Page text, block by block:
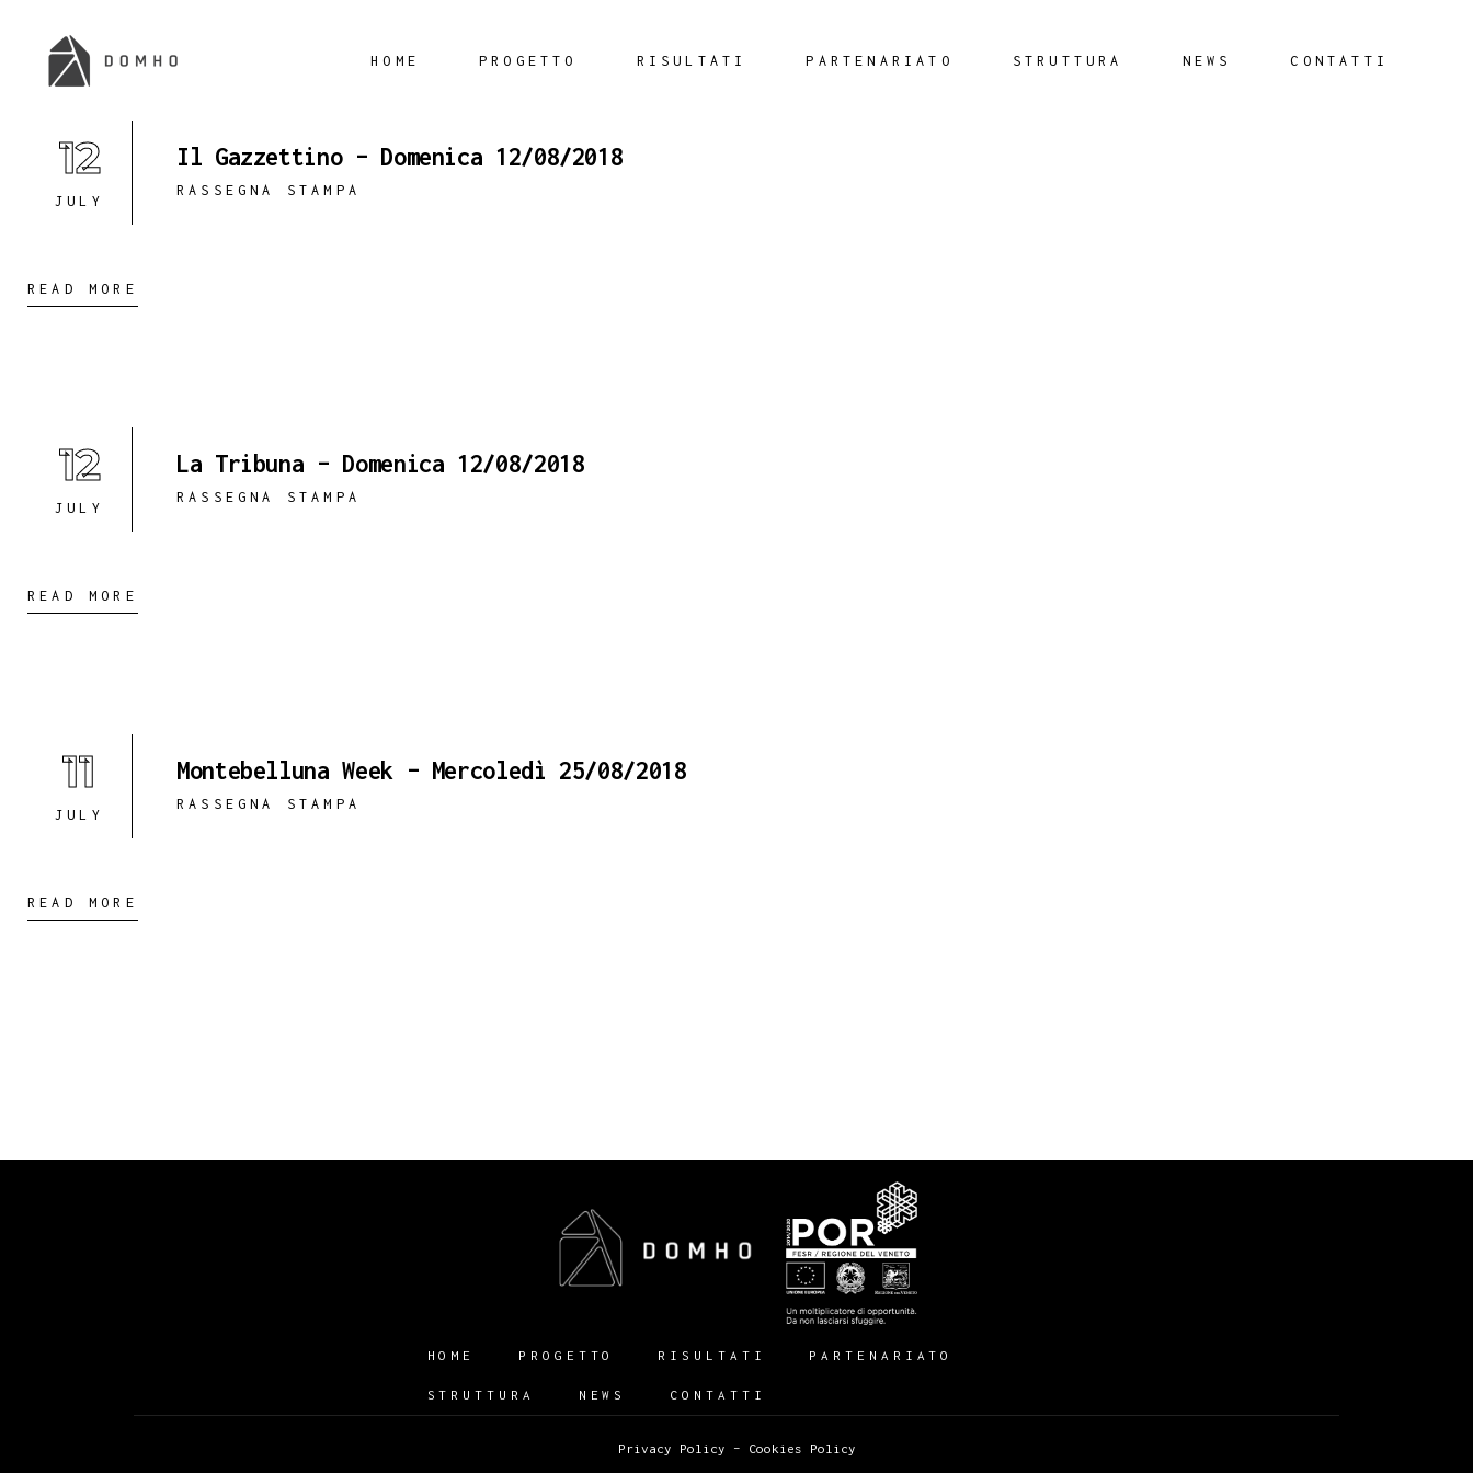
HOME PROGETTO RISULTATI PARTENARIATO STRUTTURA NEWS CONTATTI
12
JULY
Il Gazzettino – Domenica 12/08/2018
RASSEGNA STAMPA
READ MORE
12
JULY
La Tribuna – Domenica 12/08/2018
RASSEGNA STAMPA
READ MORE
11
JULY
Montebelluna Week – Mercoledì 25/08/2018
RASSEGNA STAMPA
READ MORE
HOME PROGETTO RISULTATI PARTENARIATO
STRUTTURA NEWS CONTATTI
Privacy Policy – Cookies Policy